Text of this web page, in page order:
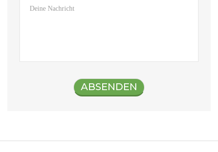
ABSENDEN